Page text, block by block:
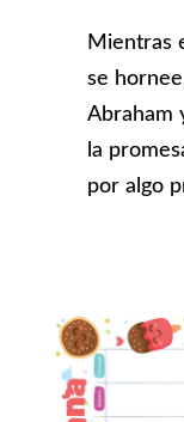
Mientras
se
Abraham
la
por algo